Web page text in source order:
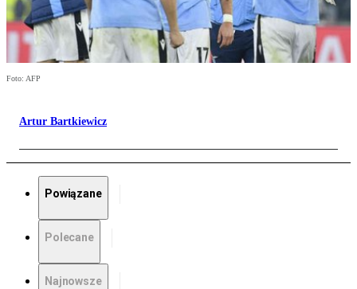
Foto: AFP
Artur Bartkiewicz
Powiązane
Polecane
Najnowsze